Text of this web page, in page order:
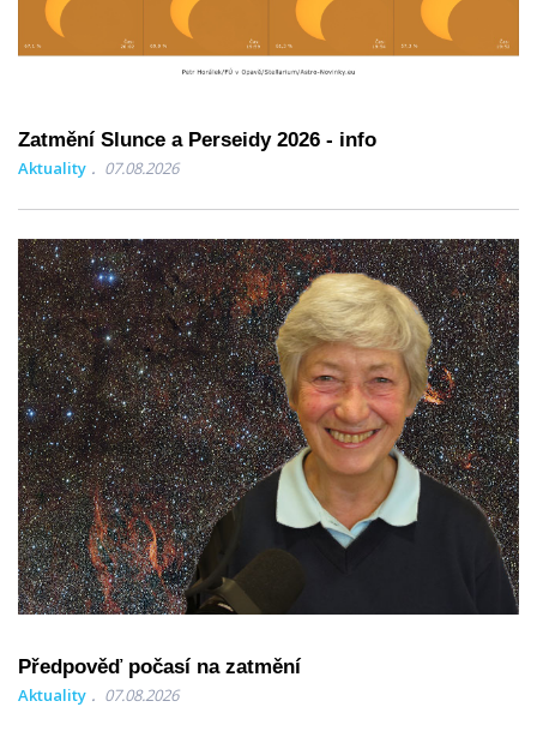
Zatmění Slunce a Perseidy 2026 - info
Aktuality 07.08.2026
Předpověď počasí na zatmění
Aktuality 07.08.2026